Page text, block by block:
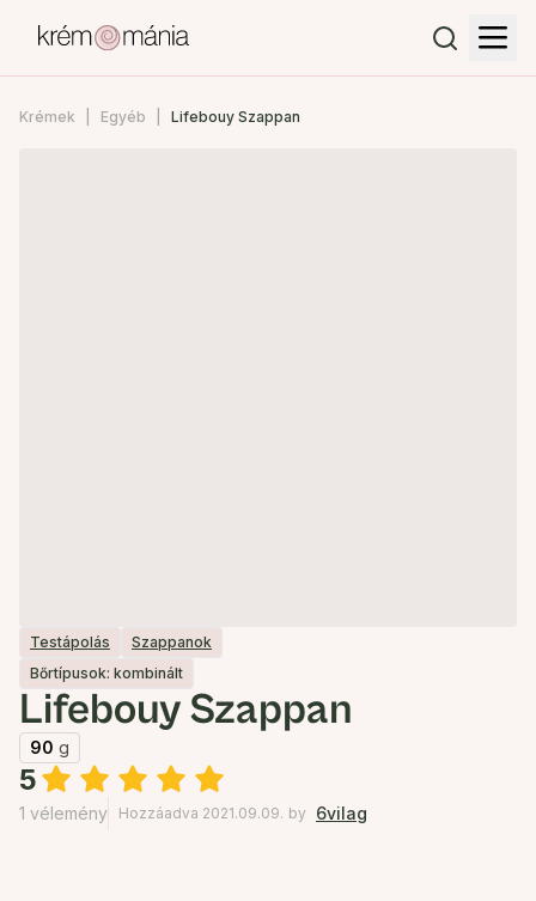
Krémek Egyéb Lifebouy Szappan
Testápolás
Szappanok
Bőrtípusok: kombinált
Lifebouy Szappan
90 g
5
1 vélemény Hozzáadva 2021.09.09. by 6vilag